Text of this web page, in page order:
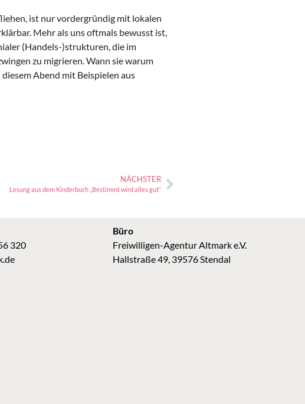
ist nur vordergründig mit lokalen
Mehr als uns oftmals bewusst ist,
(Handels-)strukturen, die im
zu migrieren. Wann sie warum
Abend mit Beispielen aus
NÄCHSTER
Lesung aus dem Kinderbuch „Bestimmt wird alles gut“
320
Büro
Freiwilligen-Agentur Altmark e.V.
Hallstraße 49, 39576 Stendal